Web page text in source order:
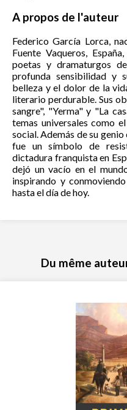
A propos de l'auteur
Federico García Lorca,
Fuente Vaqueros,
poetas y dramaturgos
profunda sensibilidad y
belleza y el dolor de la
literario perdurable. Sus
sangre", "Yerma" y "La
temas universales como
social. Además de su
fue un símbolo de
dictadura franquista en
dejó un vacío en el
inspirando y
hasta el día de hoy.
Du même